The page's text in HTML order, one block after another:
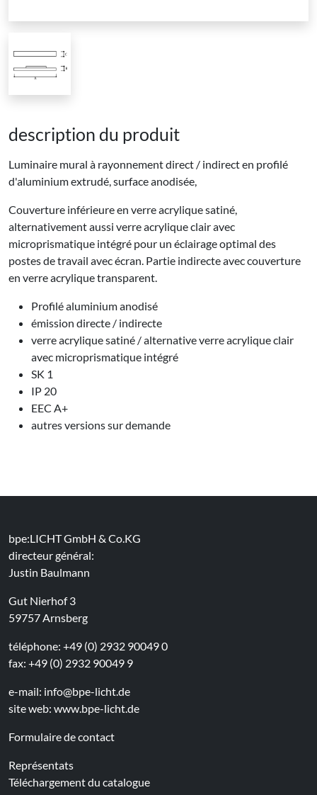
description du produit
Luminaire mural à rayonnement direct / indirect en profilé
d'aluminium extrudé, surface anodisée,
Couverture inférieure en verre acrylique satiné,
alternativement aussi verre acrylique clair avec
microprismatique intégré pour un éclairage optimal des
postes de travail avec écran. Partie indirecte avec couverture
en verre acrylique transparent.
Profilé aluminium anodisé
émission directe / indirecte
verre acrylique satiné / alternative verre acrylique clair
avec microprismatique intégré
SK 1
IP 20
EEC A+
autres versions sur demande
bpe:LICHT GmbH & Co.KG
directeur général:
Justin Baulmann
Gut Nierhof 3
59757 Arnsberg
téléphone: +49 (0) 2932 90049 0
fax: +49 (0) 2932 90049 9
e-mail: info@bpe-licht.de
site web: www.bpe-licht.de
Formulaire de contact
Représentats
Téléchargement du catalogue